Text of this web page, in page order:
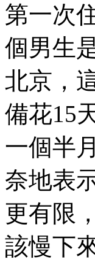
第一次
個男生
北京，
備花15
一個半
奈地表
更有限
該慢下